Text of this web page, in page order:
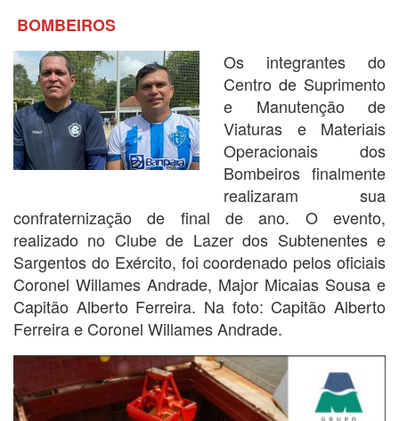
BOMBEIROS
Os integrantes do
Centro de Suprimento
e Manutenção de
Viaturas e Materiais
Operacionais dos
Bombeiros finalmente
realizaram sua
confraternização de final de ano. O evento,
realizado no Clube de Lazer dos Subtenentes e
Sargentos do Exército, foi coordenado pelos oficiais
Coronel Willames Andrade, Major Micaias Sousa e
Capitão Alberto Ferreira. Na foto: Capitão Alberto
Ferreira e Coronel Willames Andrade.